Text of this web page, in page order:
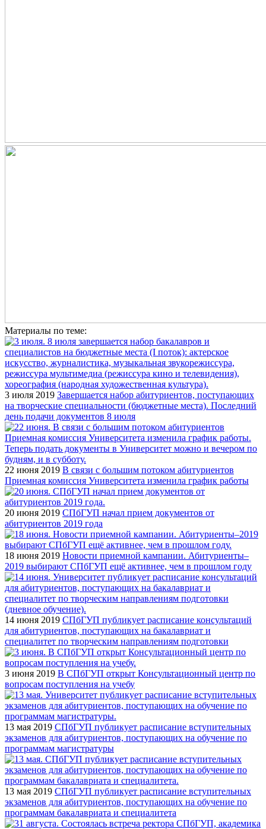
Материалы по теме:
3 июля 2019 Завершается набор абитуриентов, поступающих
на творческие специальности (бюджетные места). Последний
день подачи документов 8 июля
22 июня 2019 В связи с большим потоком абитуриентов
Приемная комиссия Университета изменила график работы
20 июня 2019 СПбГУП начал прием документов от
абитуриентов 2019 года
18 июня 2019 Новости приемной кампании. Абитуриенты–
2019 выбирают СПбГУП ещё активнее, чем в прошлом году
14 июня 2019 СПбГУП публикует расписание консультаций
для абитуриентов, поступающих на бакалавриат и
специалитет по творческим направлениям подготовки
3 июня 2019 В СПбГУП открыт Консультационный центр по
вопросам поступления на учебу
13 мая 2019 СПбГУП публикует расписание вступительных
экзаменов для абитуриентов, поступающих на обучение по
программам магистратуры
13 мая 2019 СПбГУП публикует расписание вступительных
экзаменов для абитуриентов, поступающих на обучение по
программам бакалавриата и специалитета